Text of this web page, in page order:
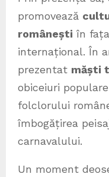
promovează
românești în
internațional. În
prezentat măști
obiceiuri
folclorului
îmbogățirea
carnavalului.
Un moment